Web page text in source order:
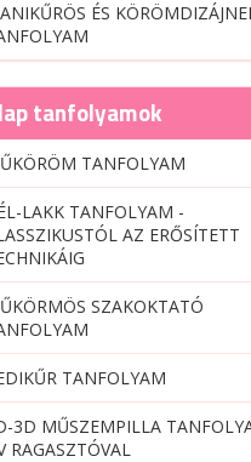
ÉS
tanfolyamok
TANFOLYAM
LAKK TANFOLYAM -
AZ ERŐSÍTETT
SZAKOKTATÓ
TANFOLYAM
3D MŰSZEMPILLA
RAGASZTÓVAL